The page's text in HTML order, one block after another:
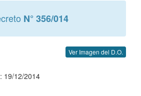
N° 356/014
Ver Imagen del D.O.
19/12/2014